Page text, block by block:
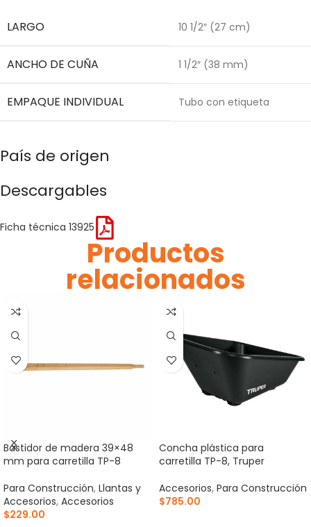
LARGO 10 1/2″ (27 cm)
ANCHO DE CUÑA 1 1/2″ (38 mm)
EMPAQUE INDIVIDUAL Tubo con etiqueta
País de origen
Descargables
Ficha técnica 13925
Productos
relacionados
Bastidor de madera 39×48
mm para carretilla TP-8
Para Construcción, Llantas y
Accesorios, Accesorios
$229.00
Concha plástica para
carretilla TP-8, Truper
Accesorios, Para Construcción
$785.00